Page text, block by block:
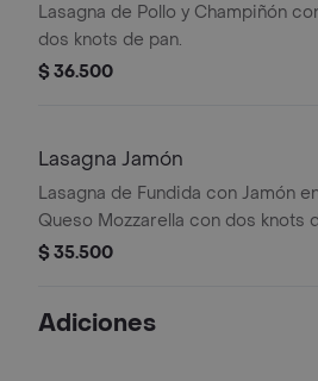
Lasagna de Pollo y Champiñón
dos knots de pan.
$ 36.500
Lasagna Jamón
Lasagna de Fundida con Jamón
Queso Mozzarella con dos knots
pan.
$ 35.500
Adiciones